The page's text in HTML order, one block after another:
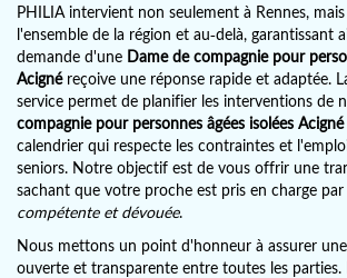
PHILIA intervient non seulement à Rennes,
l'ensemble de la région et au-delà, garantissant
demande d'une Dame de compagnie pour
Acignéreçoive une réponse rapide et adaptée.
service permet de planifier les interventions de
compagnie pour personnes âgées isolées Acigné
calendrier qui respecte les contraintes et
seniors. Notre objectif est de vous offrir une
sachant que votre proche est pris en charge
compétente et dévouée.
Nous mettons un point d'honneur à assurer
ouverte et transparente entre toutes les parties.